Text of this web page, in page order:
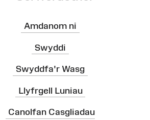
Amdanom ni
Swyddi
Swyddfa'r Wasg
Llyfrgell Luniau
Canolfan Casgliadau